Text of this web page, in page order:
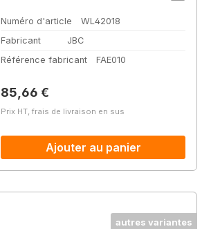
Numéro d'article
WL42018
Fabricant
JBC
Référence fabricant
FAE010
Prix régulier :
85,66 €
Prix HT, frais de livraison en sus
Ajouter au panier
autres variantes